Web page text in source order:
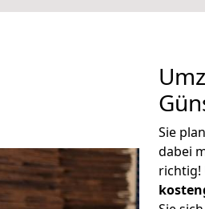
Sie
dabei
richtig!